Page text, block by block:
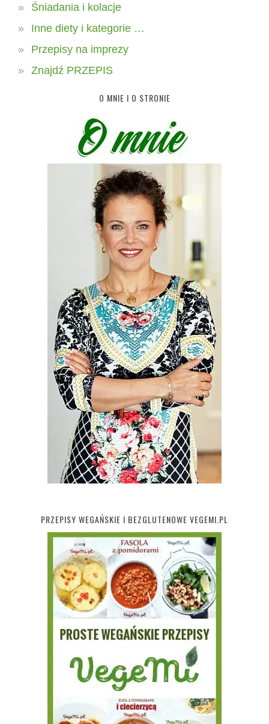
Śniadania i kolacje
Inne diety i kategorie …
Przepisy na imprezy
Znajdź PRZEPIS
O MNIE I O STRONIE
PRZEPISY WEGAŃSKIE I BEZGLUTENOWE VEGEMI.PL